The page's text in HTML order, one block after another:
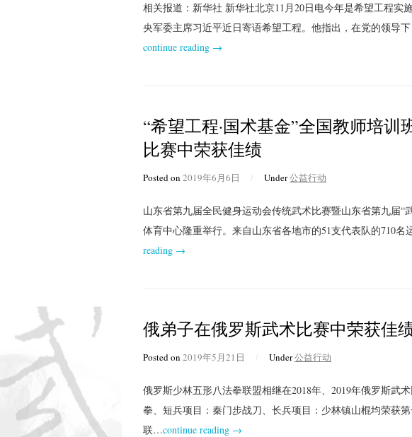
相关报道：新华社 新华社北京11月20日电今年是希望工程实
央军委主席习近平近日寄语希望工程。他指出，在党的领导
continue reading →
“希望工程·国术基金”全国教师培
比赛中荣获佳绩
Posted on 2019年6月6日 / Under公益行动
山东省第九届全民健身运动会传统武术比赛暨山东省第九届“
体育中心隆重举行。来自山东省各地市的51支代表队的710
reading →
俄弟子在俄罗斯武术比赛中荣获佳
Posted on 2019年5月21日 / Under公益行动
俄罗斯少林五形八法拳联盟相继在2018年、2019年俄罗斯武
拳、短兵项目：秦门步战刀、长兵项目：少林镇山棍均荣获
联…continue reading →